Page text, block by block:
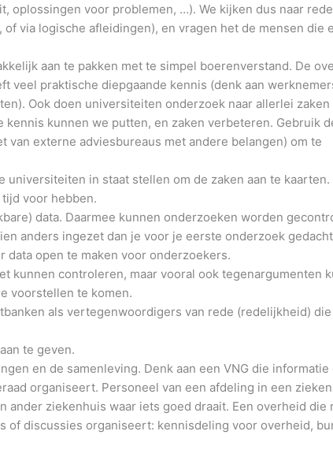
oplossingen voor problemen, …). We kijken dus naar
via logische afleidingen), en vragen het de mensen die
aan te pakken met te simpel boerenverstand. De
veel praktische diepgaande kennis (denk aan
Ook doen universiteiten onderzoek naar allerlei zaken
kennis kunnen we putten, en zaken verbeteren. Gebruik
van externe adviesbureaus met andere belangen) om te
universiteiten in staat stellen om de zaken aan te kaarten.
voor hebben.
data. Daarmee kunnen onderzoeken worden
anders ingezet dan je voor je eerste onderzoek
data open te maken voor onderzoekers.
kunnen controleren, maar vooral ook tegenargumenten
voorstellen te komen.
als vertegenwoordigers van rede (redelijkheid)
te geven.
en de samenleving. Denk aan een VNG die informatie
organiseert. Personeel van een afdeling in een
ander ziekenhuis waar iets goed draait. Een overheid die
of discussies organiseert: kennisdeling voor overheid,